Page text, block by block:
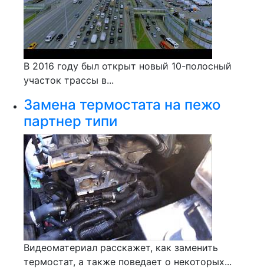
В 2016 году был открыт новый 10-полосный
участок трассы в...
Замена термостата на пежо
партнер типи
Видеоматериал расскажет, как заменить
термостат, а также поведает о некоторых...